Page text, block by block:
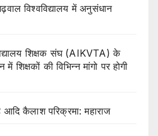
विश्वविद्यालय में अनुसंधान
शिक्षक संघ (AIKVTA) के
में शिक्षकों की विभिन्न मांगो पर होगी
आदि कैलाश परिक्रमा: महाराज